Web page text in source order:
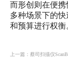
而形创则在便
多种场景下的
和预算进行权衡
上一篇：蔡司扫描仪